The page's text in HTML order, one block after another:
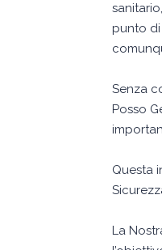
punto di
Senza
Posso
Questa
La